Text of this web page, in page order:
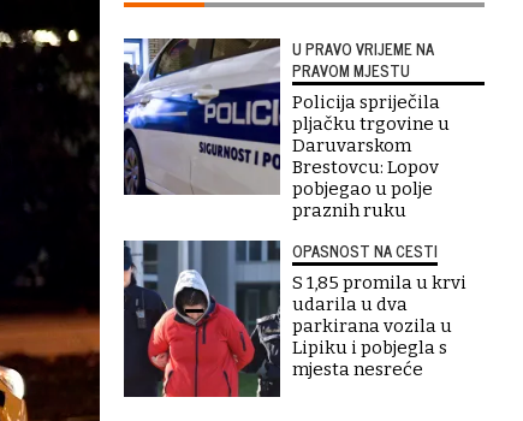
U PRAVO VRIJEME NA
PRAVOM MJESTU
Policija spriječila
pljačku trgovine u
Daruvarskom
Brestovcu: Lopov
pobjegao u polje
praznih ruku
OPASNOST NA CESTI
S 1,85 promila u krvi
udarila u dva
parkirana vozila u
Lipiku i pobjegla s
mjesta nesreće